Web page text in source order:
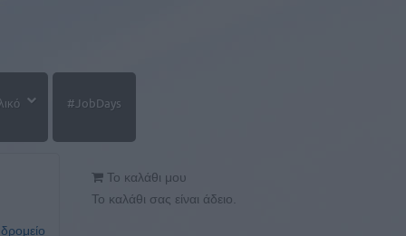
#JobDays
Το καλάθι μου
Το καλάθι σας είναι άδειο.